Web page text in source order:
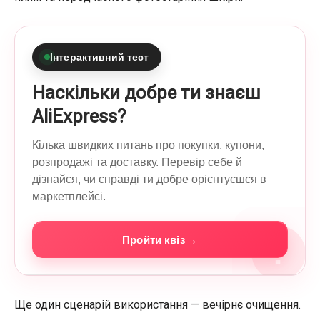
Інтерактивний тест
Наскільки добре ти знаєш
AliExpress?
Кілька швидких питань про покупки, купони,
розпродажі та доставку. Перевір себе й
дізнайся, чи справді ти добре орієнтуєшся в
маркетплейсі.
Пройти квіз→ ?
Ще один сценарій використання — вечірнє очищення.